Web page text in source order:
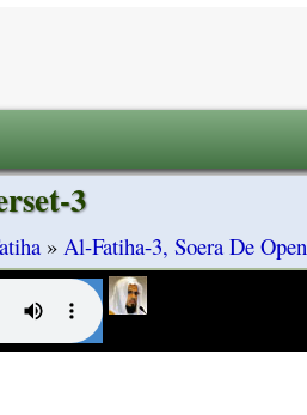
3
» Al-Fatiha-3, Soera De